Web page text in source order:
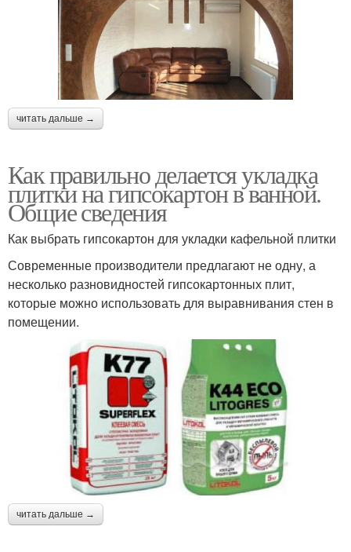
читать дальше →
Как правильно делается укладка
плитки на гипсокартон в ванной.
Общие сведения
Как выбрать гипсокартон для укладки кафельной плитки
Современные производители предлагают не одну, а
несколько разновидностей гипсокартонных плит,
которые можно использовать для выравнивания стен в
помещении.
читать дальше →